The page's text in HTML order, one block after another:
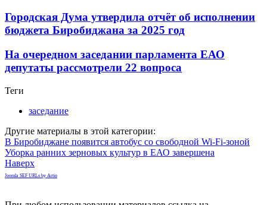
Городская Дума утвердила отчёт об исполнении
бюджета Биробиджана за 2025 год
На очередном заседании парламента ЕАО
депутаты рассмотрели 22 вопроса
Теги
заседание
Другие материалы в этой категории:
В Биробиджане появится автобус со свободной Wi-Fi-зоной
Уборка ранних зерновых культур в ЕАО завершена
Наверх
Joomla SEF URLs by Artio